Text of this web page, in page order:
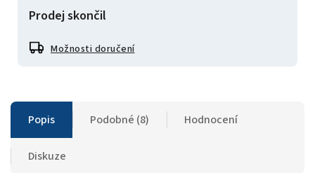
Prodej skončil
Možnosti doručení
Popis Podobné (8) Hodnocení
Diskuze